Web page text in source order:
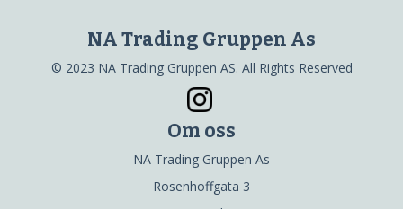
NA Trading Gruppen As
© 2023 NA Trading Gruppen AS. All Rights Reserved
Om oss
NA Trading Gruppen As
Rosenhoffgata 3